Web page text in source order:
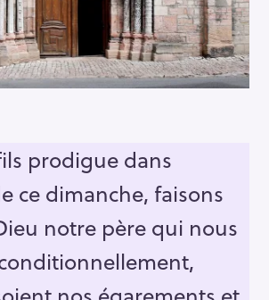
prodigue dans
ce dimanche, faisons
notre père qui nous